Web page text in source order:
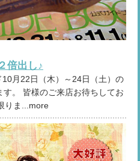
倍出し♪
月22日（木）～24日（土）の
。 皆様のご来店お待ちしてお
りま...more